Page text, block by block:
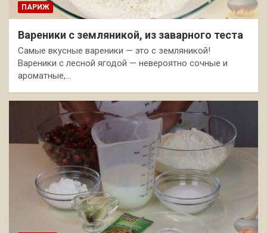
ПАРИЖ
Вареники с земляникой, из заварного теста
Самые вкусные вареники — это с земляникой!
Вареники с лесной ягодой — невероятно сочные и
ароматные,…